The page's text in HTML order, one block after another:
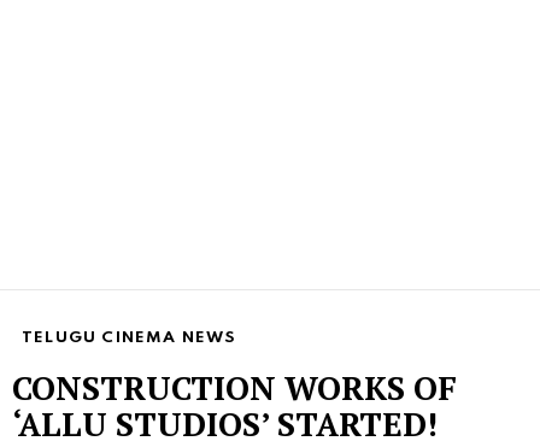
TELUGU CINEMA NEWS
CONSTRUCTION WORKS OF
‘ALLU STUDIOS’ STARTED!